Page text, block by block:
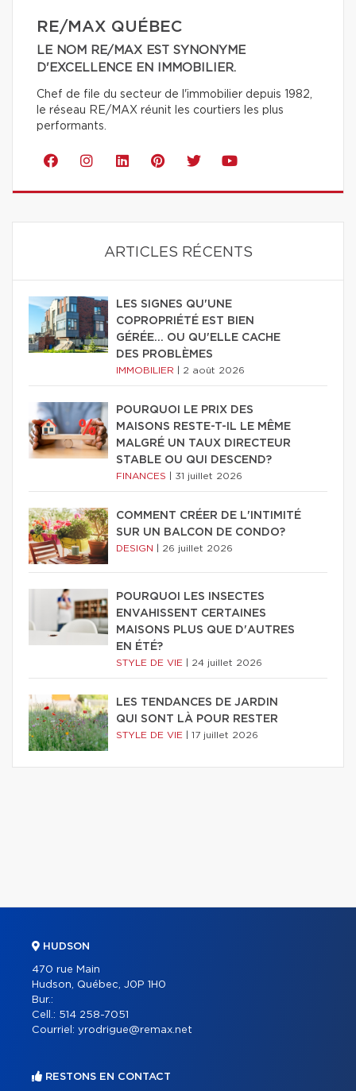
RE/MAX QUÉBEC
LE NOM RE/MAX EST SYNONYME
D'EXCELLENCE EN IMMOBILIER.
Chef de file du secteur de l'immobilier depuis 1982,
le réseau RE/MAX réunit les courtiers les plus
performants.
ARTICLES RÉCENTS
LES SIGNES QU'UNE
COPROPRIÉTÉ EST BIEN
GÉRÉE… OU QU'ELLE CACHE
DES PROBLÈMES
IMMOBILIER 2 août 2026
POURQUOI LE PRIX DES
MAISONS RESTE-T-IL LE MÊME
MALGRÉ UN TAUX DIRECTEUR
STABLE OU QUI DESCEND?
FINANCES 31 juillet 2026
COMMENT CRÉER DE L'INTIMITÉ
SUR UN BALCON DE CONDO?
DESIGN 26 juillet 2026
POURQUOI LES INSECTES
ENVAHISSENT CERTAINES
MAISONS PLUS QUE D'AUTRES
EN ÉTÉ?
STYLE DE VIE 24 juillet 2026
LES TENDANCES DE JARDIN
QUI SONT LÀ POUR RESTER
STYLE DE VIE 17 juillet 2026
HUDSON
470 rue Main
Hudson, Québec, J0P 1H0
Bur.:
Cell.: 514 258-7051
Courriel: yrodrigue@remax.net
RESTONS EN CONTACT